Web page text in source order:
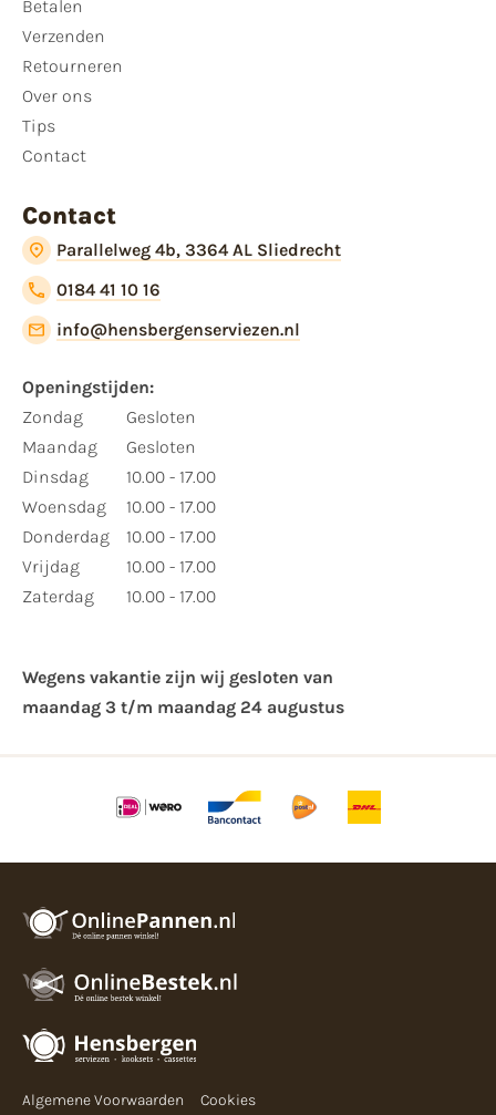
Betalen
Verzenden
Retourneren
Over ons
Tips
Contact
Contact
Parallelweg 4b, 3364 AL Sliedrecht
0184 41 10 16
info@hensbergenserviezen.nl
Openingstijden:
Zondag
Maandag
Dinsdag
Woensdag
Donderdag
Vrijdag
Zaterdag
Gesloten
Gesloten
10.00 - 17.00
10.00 - 17.00
10.00 - 17.00
10.00 - 17.00
10.00 - 17.00
Wegens vakantie zijn wij gesloten van ​
maandag 3 t/m maandag 24 augustus
Algemene Voorwaarden Cookies